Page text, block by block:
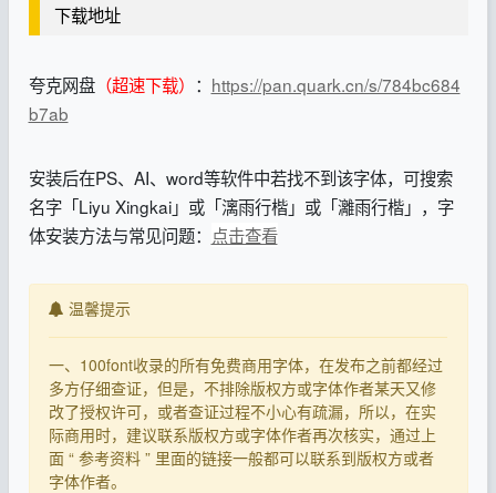
下载地址
夸克网盘（超速下载） ： https://pan.quark.cn/s/784bc684
b7ab
安装后在PS、AI、word等软件中若找不到该字体，可搜索
名字「Liyu Xingkai」或「漓雨行楷」或「灕雨行楷」，字
体安装方法与常见问题： 点击查看
温馨提示
一、100font收录的所有免费商用字体，在发布之前都经过
多方仔细查证，但是，不排除版权方或字体作者某天又修
改了授权许可，或者查证过程不小心有疏漏，所以，在实
际商用时，建议联系版权方或字体作者再次核实，通过上
面 “ 参考资料 ” 里面的链接一般都可以联系到版权方或者
字体作者。